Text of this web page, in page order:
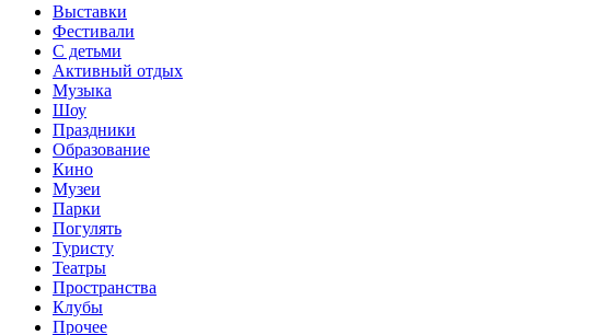
Выставки
Фестивали
С детьми
Активный отдых
Музыка
Шоу
Праздники
Образование
Кино
Музеи
Парки
Погулять
Туристу
Театры
Пространства
Клубы
Прочее